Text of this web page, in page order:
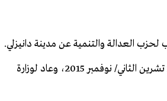
ظهر على الساحة السياسية عقب دخوله للبرلمان عام 2011 كنائب لحزب العدالة والتنمية عن مدينة دانيزلي.
تولى وزارة الاقتصاد والجمارك التركية عام 2013 واستمر في منصبه حتى تاريخ 24 تشرين الثاني/ نوفمبر 2015، وعاد لوزارة